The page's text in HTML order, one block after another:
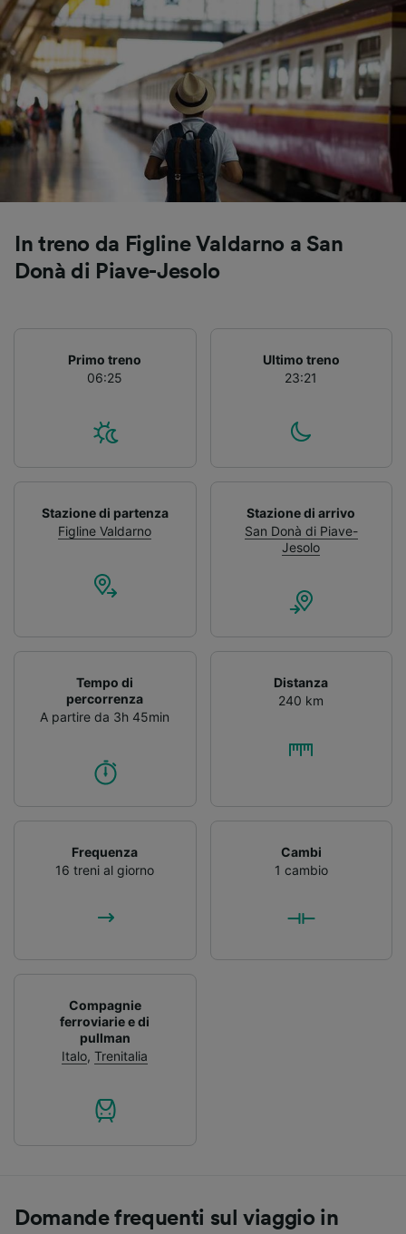
In treno da Figline Valdarno a San
Donà di Piave-Jesolo
Primo treno
06:25
Ultimo treno
23:21
Stazione di partenza
Figline Valdarno
Stazione di arrivo
San Donà di Piave-
Jesolo
Tempo di
percorrenza
A partire da 3h 45min
Distanza
240 km
Frequenza
16 treni al giorno
Cambi
1 cambio
Compagnie
ferroviarie e di
pullman
Italo,Trenitalia
Domande frequenti sul viaggio in
Utilizzare dati di geolocalizzazione precisi.
Scansione attiva delle caratteristiche del
dispositivo ai fini dell’identificazione.
Archiviare informazioni su dispositivo e/o
accedervi. Pubblicità e contenuti
personalizzati, misurazione delle prestazioni
dei contenuti e degli annunci, ricerche sul
pubblico, sviluppo di servizi.
Elenco dei partner (fornitori)